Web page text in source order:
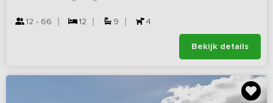
12 - 66 12 9 4
Bekijk details